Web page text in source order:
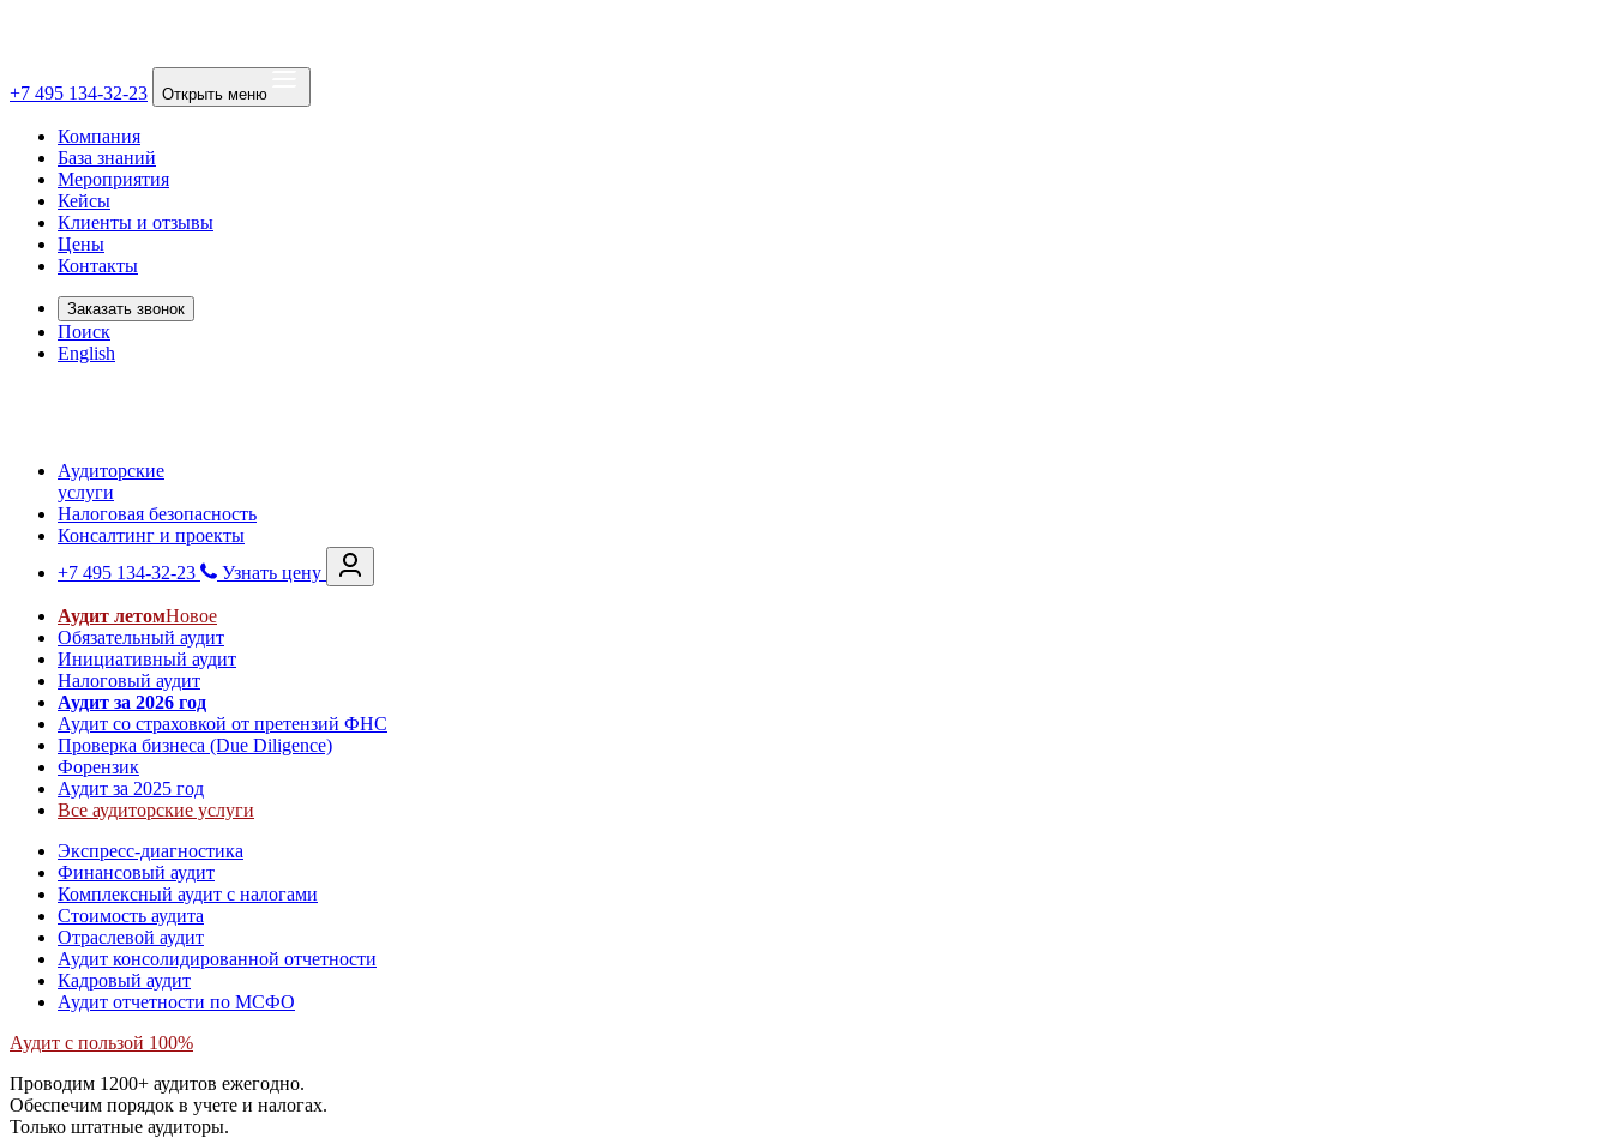
+7 495 134-32-23 Открыть меню
Компания
База знаний
Мероприятия
Кейсы
Клиенты и отзывы
Цены
Контакты
Заказать звонок
Поиск
English
Аудиторские
услуги
Налоговая безопасность
Консалтинг и проекты
+7 495 134-32-23
Узнать цену
Аудит летомНовое
Обязательный аудит
Инициативный аудит
Налоговый аудит
Аудит за 2026 год
Аудит со страховкой от претензий ФНС
Проверка бизнеса (Due Diligence)
Форензик
Аудит за 2025 год
Все аудиторские услуги
Экспресс-диагностика
Финансовый аудит
Комплексный аудит с налогами
Стоимость аудита
Отраслевой аудит
Аудит консолидированной отчетности
Кадровый аудит
Аудит отчетности по МСФО
Аудит с пользой 100%
Проводим 1200+ аудитов ежегодно.
Обеспечим порядок в учете и налогах.
Только штатные аудиторы.